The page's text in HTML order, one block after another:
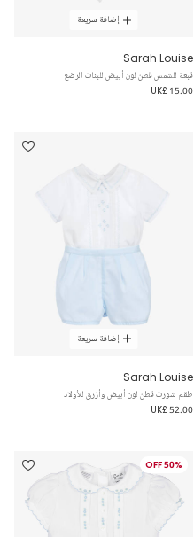
إضافة سريعة
Sarah Louise
قبعة للشمس قطن لون أبيض للبنات الرضع
UK£ 15.00
إضافة سريعة
Sarah Louise
طقم شورت قطن لون أبيض وأزرق للأولاد
UK£ 52.00
50% OFF